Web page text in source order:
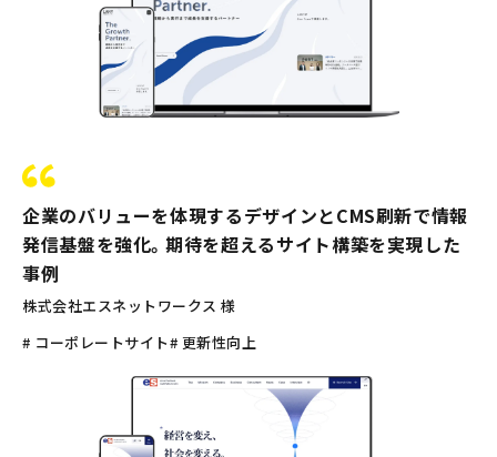
企業のバリューを体現するデザインとCMS刷新で情報
発信基盤を強化。期待を超えるサイト構築を実現した
事例
株式会社エスネットワークス 様
# コーポレートサイト# 更新性向上